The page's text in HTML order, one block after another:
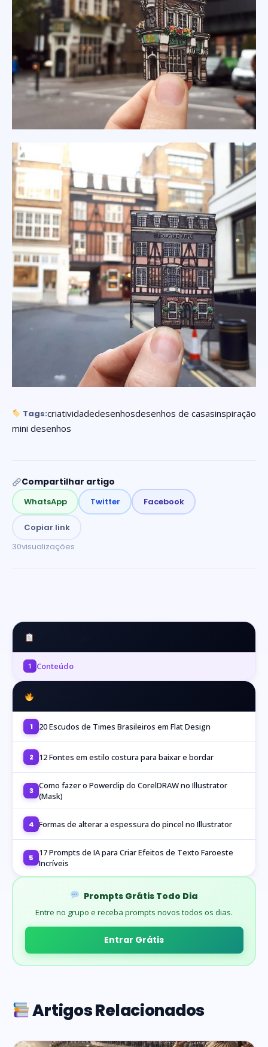
Tags:criatividadedesenhosdesenhos de casasinspiração
mini desenhos
Compartilhar artigo
WhatsApp Twitter Facebook
Copiar link
30visualizações
1 Conteúdo
1 20 Escudos de Times Brasileiros em Flat Design
2 12 Fontes em estilo costura para baixar e bordar
3 Como fazer o Powerclip do CorelDRAW no Illustrator
(Mask)
4 Formas de alterar a espessura do pincel no Illustrator
5
17 Prompts de IA para Criar Efeitos de Texto Faroeste
Incríveis
Prompts Grátis Todo Dia
Entre no grupo e receba prompts novos todos os dias.
Entrar Grátis
Artigos Relacionados